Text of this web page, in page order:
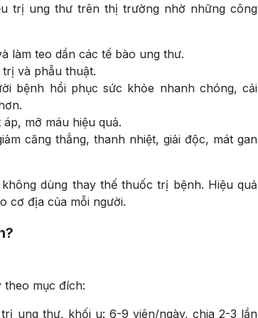
trị ung thư trên thị trường nhờ những công
làm teo dần các tế bào ung thư.
và phẫu thuật.
bệnh hồi phục sức khỏe nhanh chóng, cải
mỡ máu hiệu quả.
căng thẳng, thanh nhiệt, giải độc, mát gan
dùng thay thế thuốc trị bệnh. Hiệu quả
cơ địa của mỗi người.
theo mục đích:
ung thư, khối u: 6-9 viên/ngày, chia 2-3 lần